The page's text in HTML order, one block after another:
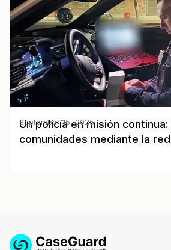
Un policía en misión
comunidades mediante la
September 15, 2025